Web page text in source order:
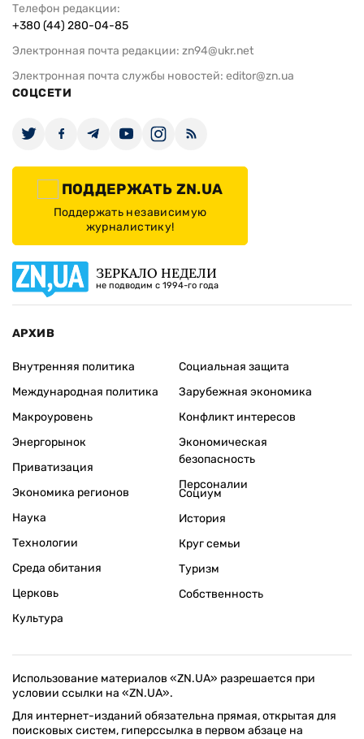
Телефон редакции:
+380 (44) 280-04-85
Электронная почта редакции: zn94@ukr.net
Электронная почта службы новостей: editor@zn.ua
СОЦСЕТИ
ПОДДЕРЖАТЬ ZN.UA
Поддержать независимую
журналистику!
ЗЕРКАЛО НЕДЕЛИ
не подводим с 1994-го года
АРХИВ
Внутренняя политика
Международная политика
Макроуровень
Энергорынок
Приватизация
Экономика регионов
Социальная защита
Зарубежная экономика
Конфликт интересов
Экономическая
безопасность
Персоналии
Наука
Технологии
Среда обитания
Церковь
Культура
Социум
История
Круг семьи
Туризм
Собственность
Использование материалов «ZN.UA» разрешается при
условии ссылки на «ZN.UA».
Для интернет-изданий обязательна прямая, открытая для
поисковых систем, гиперссылка в первом абзаце на